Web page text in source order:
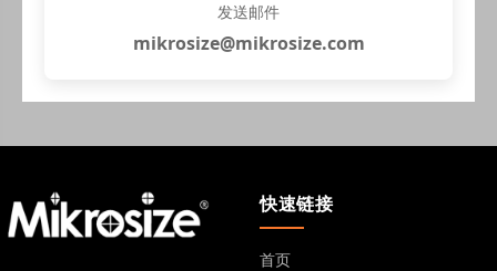
发送邮件
mikrosize@mikrosize.com
快速链接
首页